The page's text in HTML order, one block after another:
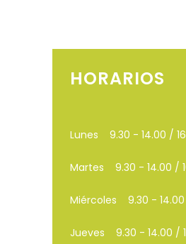
HORARIOS
Lunes 9.30 - 14.00 /
Martes 9.30 - 14.00 /
Miércoles 9.30 -
Jueves 9.30 - 14.00 /